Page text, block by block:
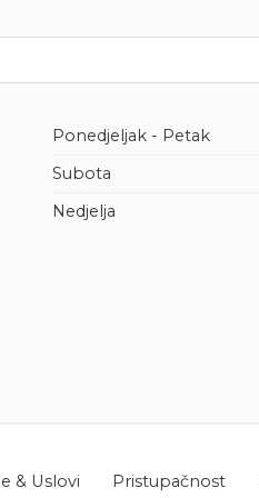
Ponedjeljak - Petak
Subota
Nedjelja
& Uslovi Pristupačnost